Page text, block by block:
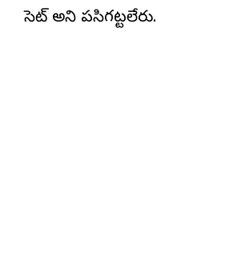
సెట్ అని పసిగట్టలేరు.